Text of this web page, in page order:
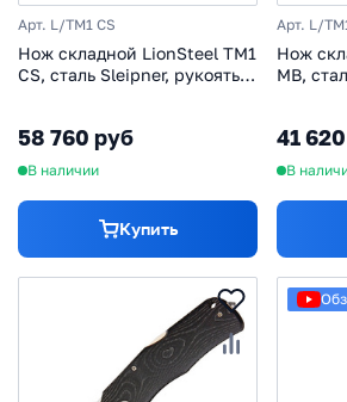
Арт. L/TM1 CS
Нож складной LionSteel TM1
CS, сталь Sleipner, рукоять
58 760 руб
В наличии
Купить
Арт. L/
Нож
MB,
41
В